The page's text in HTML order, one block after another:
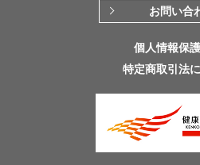
お問い合
個人情報保
特定商取引法